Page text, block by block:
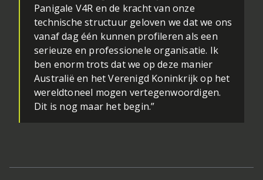
Panigale V4R en de kracht van onze
technische structuur geloven we dat we ons
vanaf dag één kunnen profileren als een
serieuze en professionele organisatie. Ik
ben enorm trots dat we op deze manier
Australië en het Verenigd Koninkrijk op het
wereldtoneel mogen vertegenwoordigen.
Dit is nog maar het begin.”